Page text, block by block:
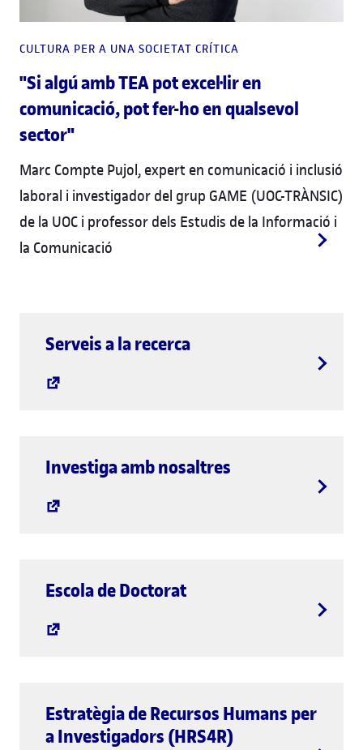
CULTURA PER A UNA SOCIETAT CRÍTICA
"Si algú amb TEA pot excel·lir en
comunicació, pot fer-ho en qualsevol
sector"
Marc Compte Pujol, expert en comunicació i inclusió
laboral i investigador del grup GAME (UOC-TRÀNSIC)
de la UOC i professor dels Estudis de la Informació i
la Comunicació
Serveis a la recerca
Investiga amb nosaltres
Escola de Doctorat
Estratègia de Recursos Humans per
a Investigadors (HRS4R)